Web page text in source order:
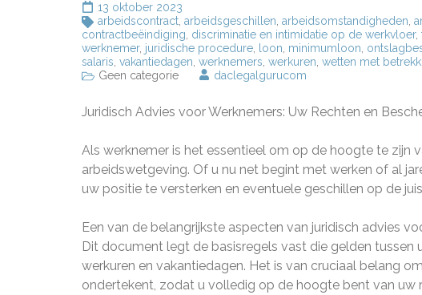
13 oktober 2023
arbeidscontract arbeidsgeschillen arbeidsomstandigheden
contractbeëindiging discriminatie en intimidatie op de werkvloer,
werknemer, juridische procedure loon minimumloon
salaris vakantiedagen werknemers werkuren wetten met
Geen categorie
daclegalgurucom
Juridisch Advies voor Werknemers: Uw Rechten en
Als werknemer is het essentieel om op de hoogte te zijn
arbeidswetgeving. Of u nu net begint met werken of al
uw positie te versterken en eventuele geschillen op de
Een van de belangrijkste aspecten van juridisch advies
Dit document legt de basisregels vast die gelden tussen
werkuren en vakantiedagen. Het is van cruciaal belang
ondertekent, zodat u volledig op de hoogte bent van uw